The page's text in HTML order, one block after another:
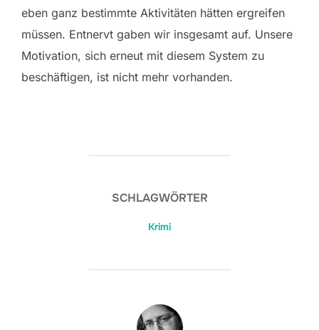
eben ganz bestimmte Aktivitäten hätten ergreifen
müssen. Entnervt gaben wir insgesamt auf. Unsere
Motivation, sich erneut mit diesem System zu
beschäftigen, ist nicht mehr vorhanden.
SCHLAGWÖRTER
Krimi
BEITRAGSAUTOR